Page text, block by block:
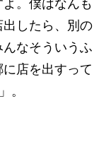
よ。僕はなんも
したら、別の
なそういうふ
店を出すって
。